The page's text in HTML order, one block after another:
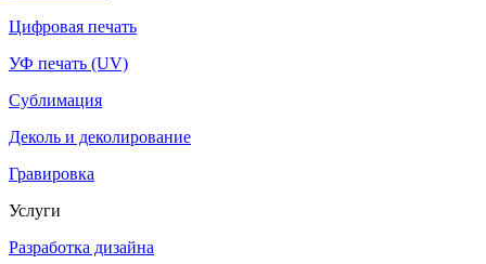
Цифровая печать
УФ печать (UV)
Сублимация
Деколь и деколирование
Гравировка
Услуги
Разработка дизайна